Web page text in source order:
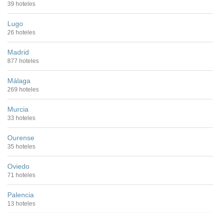
39 hoteles
Lugo
26 hoteles
Madrid
877 hoteles
Málaga
269 hoteles
Murcia
33 hoteles
Ourense
35 hoteles
Oviedo
71 hoteles
Palencia
13 hoteles